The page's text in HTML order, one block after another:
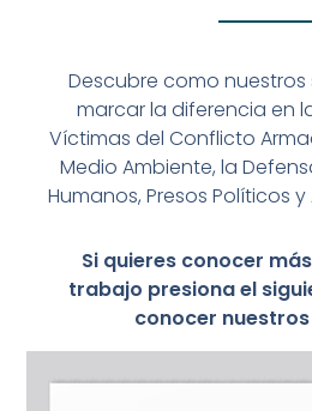
Descubre como
marcar la diferencia en
Víctimas del Conflicto
Medio Ambiente, la
Humanos, Presos Políticos
Si quieres conocer
trabajo presiona el
conocer